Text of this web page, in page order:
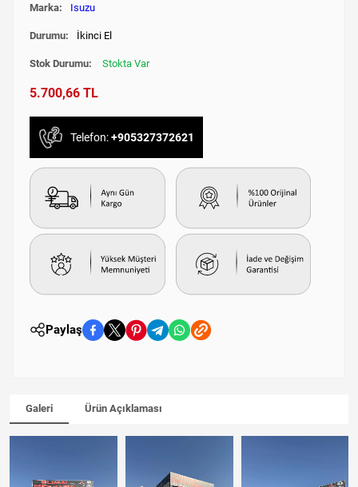
Marka: Isuzu
Durumu: İkinci El
Stok Durumu: Stokta Var
5.700,66 TL
Telefon:+905327372621
Paylaş
Galeri Ürün Açıklaması